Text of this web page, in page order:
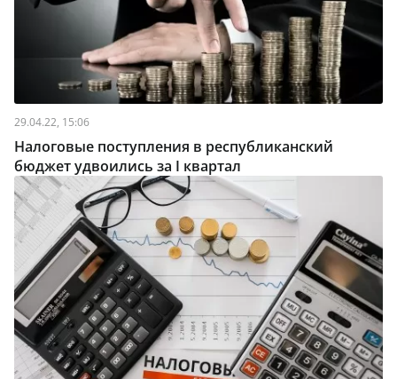
29.04.22, 15:06
Налоговые поступления в республиканский
бюджет удвоились за I квартал